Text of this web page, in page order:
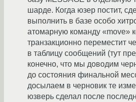
шарде. Когда юзер постит,
выполнить в базе особо
атомарную команду «move»
транзакционно переместит
в таблицу сообщений (тут
конечно, что мы доводим
до состояния финальной
досылаем в черновик те
юзверь сделал после